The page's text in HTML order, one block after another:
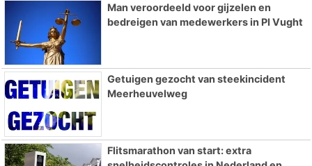
Man veroordeeld voor gijzelen en
bedreigen van medewerkers in PI Vught
Getuigen gezocht van steekincident
Meerheuvelweg
Flitsmarathon van start: extra